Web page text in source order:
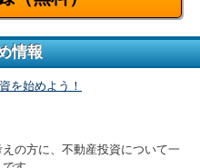
情報
を始めよう！
の方に、不動産投資について一